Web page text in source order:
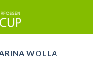
WOLLA